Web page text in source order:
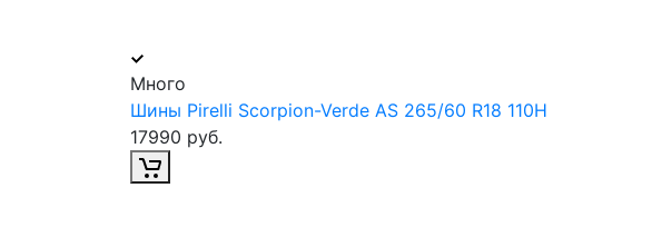
Много
Шины Pirelli Scorpion-Verde AS 265/60 R18 110H
17990 руб.